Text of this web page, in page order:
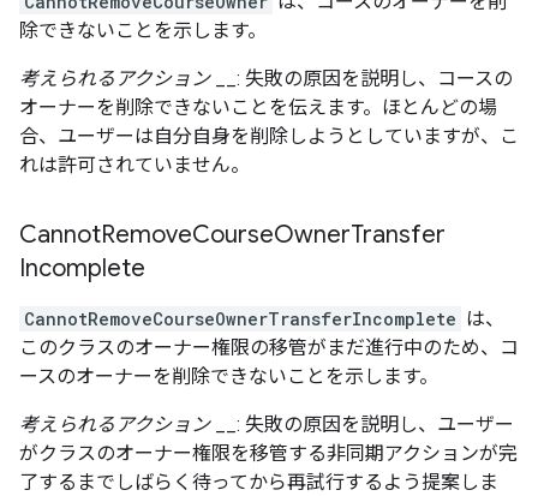
除できないことを示します。
考えられるアクション__: 失敗の原因を説明し、コースの
オーナーを削除できないことを伝えます。ほとんどの場
合、ユーザーは自分自身を削除しようとしていますが、こ
れは許可されていません。
CannotRemoveCourseOwnerTransfer
Incomplete
CannotRemoveCourseOwnerTransferIncomplete は、
このクラスのオーナー権限の移管がまだ進行中のため、コ
ースのオーナーを削除できないことを示します。
考えられるアクション__: 失敗の原因を説明し、ユーザー
がクラスのオーナー権限を移管する非同期アクションが完
了するまでしばらく待ってから再試行するよう提案しま